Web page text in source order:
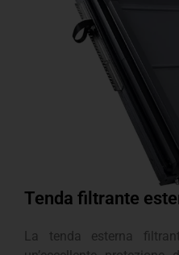
Tenda filtrante
La tenda esterna